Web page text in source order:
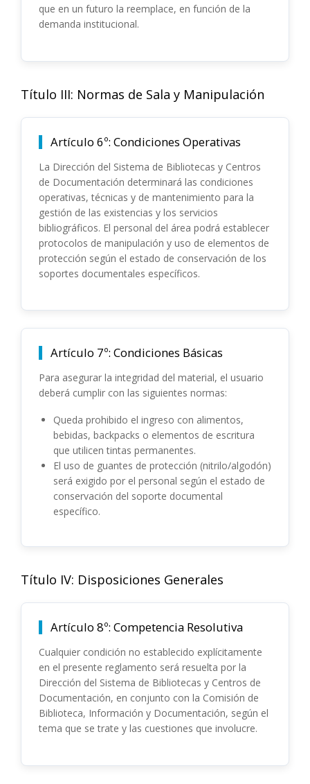
que en un futuro la reemplace, en función de la
demanda institucional.
Título III: Normas de Sala y Manipulación
Artículo 6º: Condiciones Operativas
La Dirección del Sistema de Bibliotecas y Centros
de Documentación determinará las condiciones
operativas, técnicas y de mantenimiento para la
gestión de las existencias y los servicios
bibliográficos. El personal del área podrá establecer
protocolos de manipulación y uso de elementos de
protección según el estado de conservación de los
soportes documentales específicos.
Artículo 7º: Condiciones Básicas
Para asegurar la integridad del material, el usuario
deberá cumplir con las siguientes normas:
Queda prohibido el ingreso con alimentos,
bebidas, backpacks o elementos de escritura
que utilicen tintas permanentes.
El uso de guantes de protección (nitrilo/algodón)
será exigido por el personal según el estado de
conservación del soporte documental
específico.
Título IV: Disposiciones Generales
Artículo 8º: Competencia Resolutiva
Cualquier condición no establecido explícitamente
en el presente reglamento será resuelta por la
Dirección del Sistema de Bibliotecas y Centros de
Documentación, en conjunto con la Comisión de
Biblioteca, Información y Documentación, según el
tema que se trate y las cuestiones que involucre.